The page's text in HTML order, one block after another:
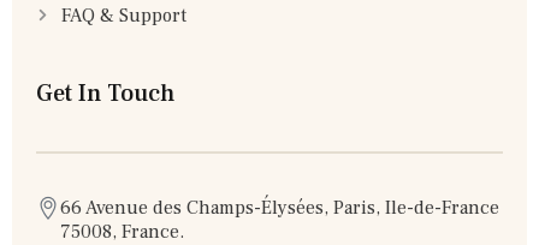
FAQ & Support
Get In Touch
66 Avenue des Champs-Élysées, Paris, Ile-de-France
75008, France.